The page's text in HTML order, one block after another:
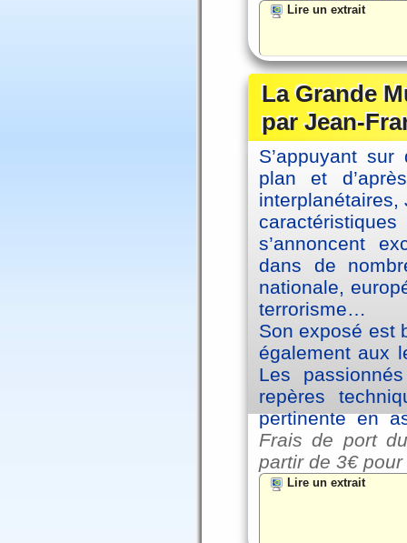
Lire un extrait
La Grande
par Jean-
S’appuyant
plan et
interplanétaires,
s’annoncent
dans de
nationale,
terrorisme…
Son exposé est
également aux
Les
repères
pertinente en
Frais de port
partir de 3€
Lire un extrait